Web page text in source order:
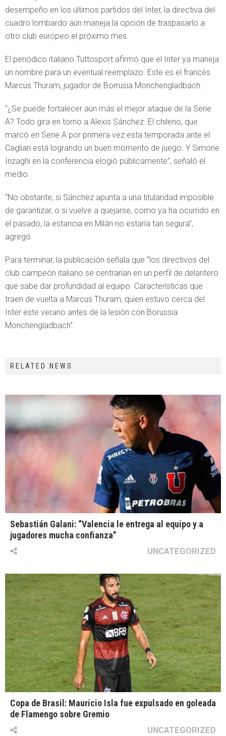
desempeño en los últimos partidos del Inter, la directiva del
cuadro lombardo aún maneja la opción de traspasarlo a
otro club europeo el próximo mes.
El periódico italiano Tuttosport afirmó que el Inter ya maneja
un nombre para un eventual reemplazo. Este es el francés
Marcus Thuram, jugador de Borrusia Monchengladbach.
“¿Se puede fortalecer aún más el mejor ataque de la Serie
A? Todo gira en torno a Alexis Sánchez. El chileno, que
marcó en Serie A por primera vez esta temporada ante el
Cagliari está logrando un buen momento de juego. Y Simone
Inzaghi en la conferencia elogió públicamente”, señaló el
medio.
“No obstante, si Sánchez apunta a una titularidad imposible
de garantizar, o si vuelve a quejarse, como ya ha ocurrido en
el pasado, la estancia en Milán no estaría tan segura”,
agregó.
Para terminar, la publicación señala que “los directivos del
club campeón italiano se centrarían en un perfil de delantero
que sabe dar profundidad al equipo. Características que
traen de vuelta a Marcus Thuram, quien estuvo cerca del
Inter este verano antes de la lesión con Borussia
Monchengladbach”.
RELATED NEWS
Sebastián Galani: “Valencia le entrega al equipo y a
jugadores mucha confianza”
UNCATEGORIZED
Copa de Brasil: Mauricio Isla fue expulsado en goleada
de Flamengo sobre Gremio
UNCATEGORIZED